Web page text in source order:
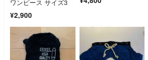
ワンピース サイズ3
¥2,900